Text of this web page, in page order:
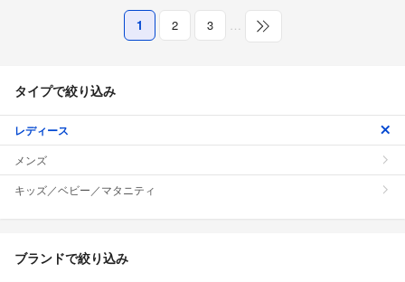
1 2 3 …
タイプで絞り込み
レディース
メンズ
キッズ／ベビー／マタニティ
ブランドで絞り込み